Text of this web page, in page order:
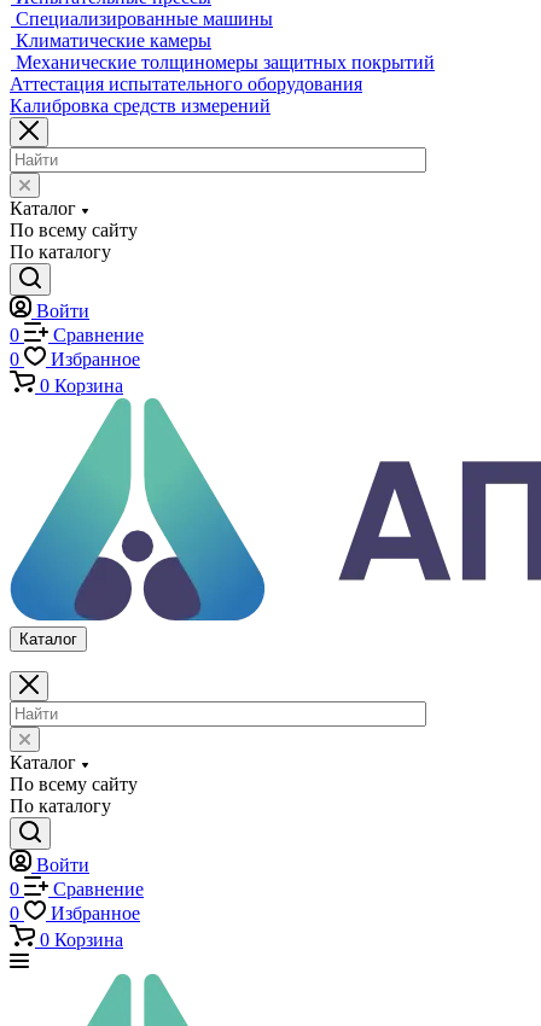
Разрушающий контроль
Универсальные гидравлические разрывные машины
Универсальные электромеханические разрывные машины
Машины для испытаний на усталость
Машины для испытания пружин
Экстензометры (Измерители деформации)
Системы температурных испытаний
Машины на кручение
Машины на изгиб
Копры маятниковые
Оснастка и приспособления для испытаний
Испытательные прессы
Специализированные машины
Климатические камеры
Механические толщиномеры защитных покрытий
Аттестация испытательного оборудования
Калибровка средств измерений
По всему сайту
По каталогу
0
Сравнение
0
Избранное
0 Корзина
Каталог